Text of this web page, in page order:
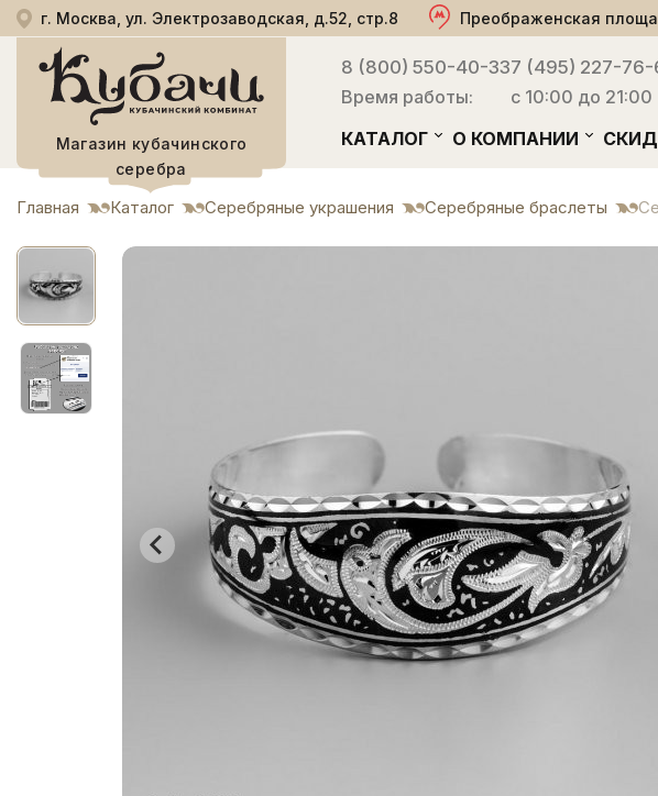
г. Москва, ул. Электрозаводская, д.52, стр.8 Преображенская
Магазин кубачинского
серебра
8 (800) 550-40-33
Время работы:
7 (495) 227-76-
с 10:00 до 21:00
КАТАЛОГ О КОМПАНИИ
Главная Каталог Серебряные украшения Серебряные браслеты